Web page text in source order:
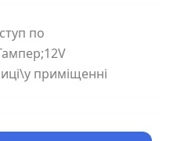
по
приміщенні